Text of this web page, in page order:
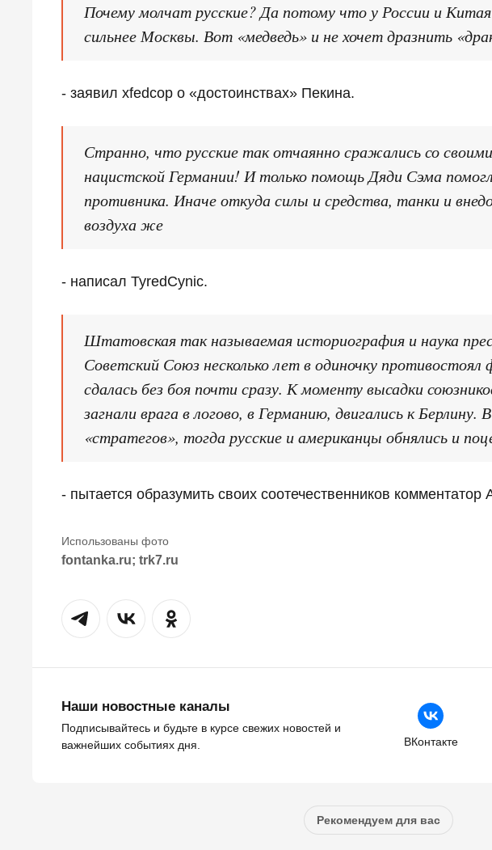
Почему молчат русские? Да потому что у России и
сильнее Москвы. Вот «медведь» и не хочет дразнить
- заявил xfedcop о «достоинствах» Пекина.
Странно, что русские так отчаянно сражались со
нацистской Германии! И только помощь Дяди Сэма
противника. Иначе откуда силы и средства, танки и
воздуха же
- написал TyredCynic.
Штатовская так называемая историография и наука
Советский Союз несколько лет в одиночку
сдалась без боя почти сразу. К моменту высадки
загнали врага в логово, в Германию, двигались к
«стратегов», тогда русские и американцы обнялись и
- пытается образумить своих соотечественников комментатор
fontanka.ru; trk7.ru
Наши новостные каналы
Подписывайтесь и будьте в курсе свежих новостей и
важнейших событиях дня.
ВКонтакте
Рекомендуем для вас